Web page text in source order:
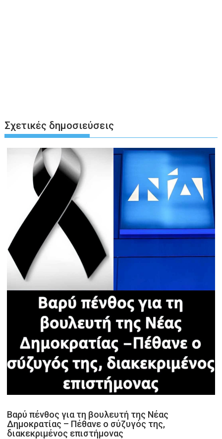
Σχετικές δημοσιεύσεις
Βαρύ πένθος για τη βουλευτή της Νέας
Δημοκρατίας – Πέθανε ο σύζυγός της,
διακεκριμένος επιστήμονας